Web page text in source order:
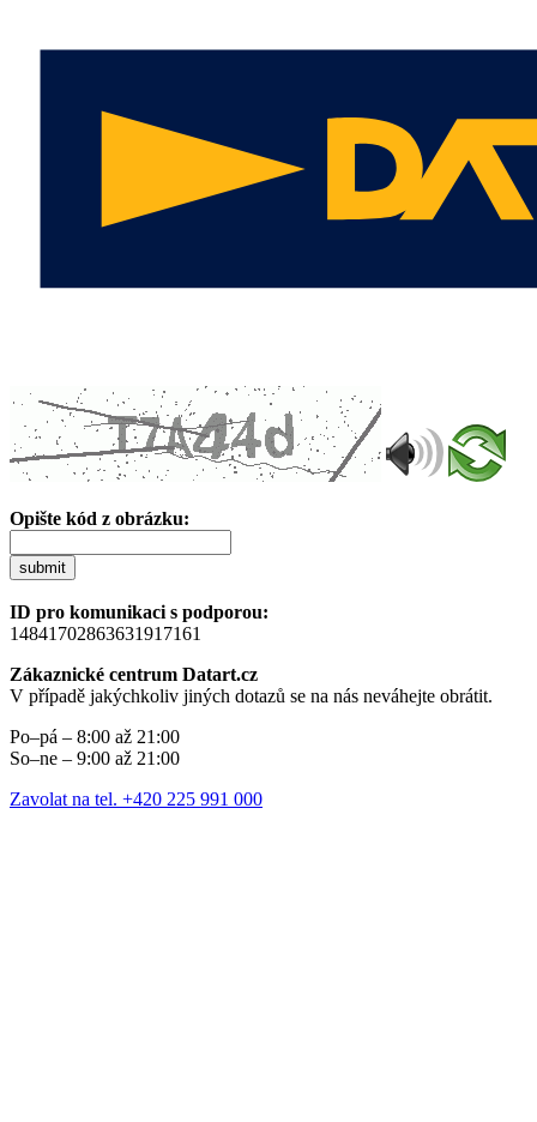
Opište kód z obrázku:
submit
ID pro komunikaci s podporou:
14841702863631917161
Zákaznické centrum Datart.cz
V případě jakýchkoliv jiných dotazů se na nás neváhejte obrátit.
Po–pá – 8:00 až 21:00
So–ne – 9:00 až 21:00
Zavolat na tel. +420 225 991 000